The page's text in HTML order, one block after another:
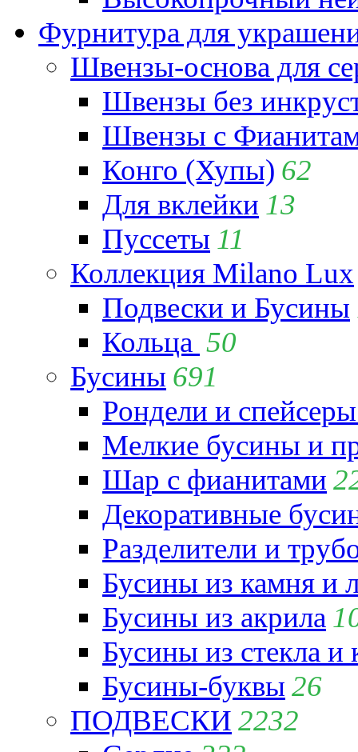
Фурнитура для
Швензы-основа для
Швензы без
Швензы с
Конго (Хупы) 62
Для вклейки 13
Пуссеты 11
Коллекция Milano Lux
Подвески и Бусины
Кольца 50
Бусины 691
Рондели и
Мелкие бусины и
Шар с фианитами
Декоративные
Разделители и
Бусины из камня и
Бусины из акрила
Бусины из стекла и
Бусины-буквы 26
ПОДВЕСКИ 2232